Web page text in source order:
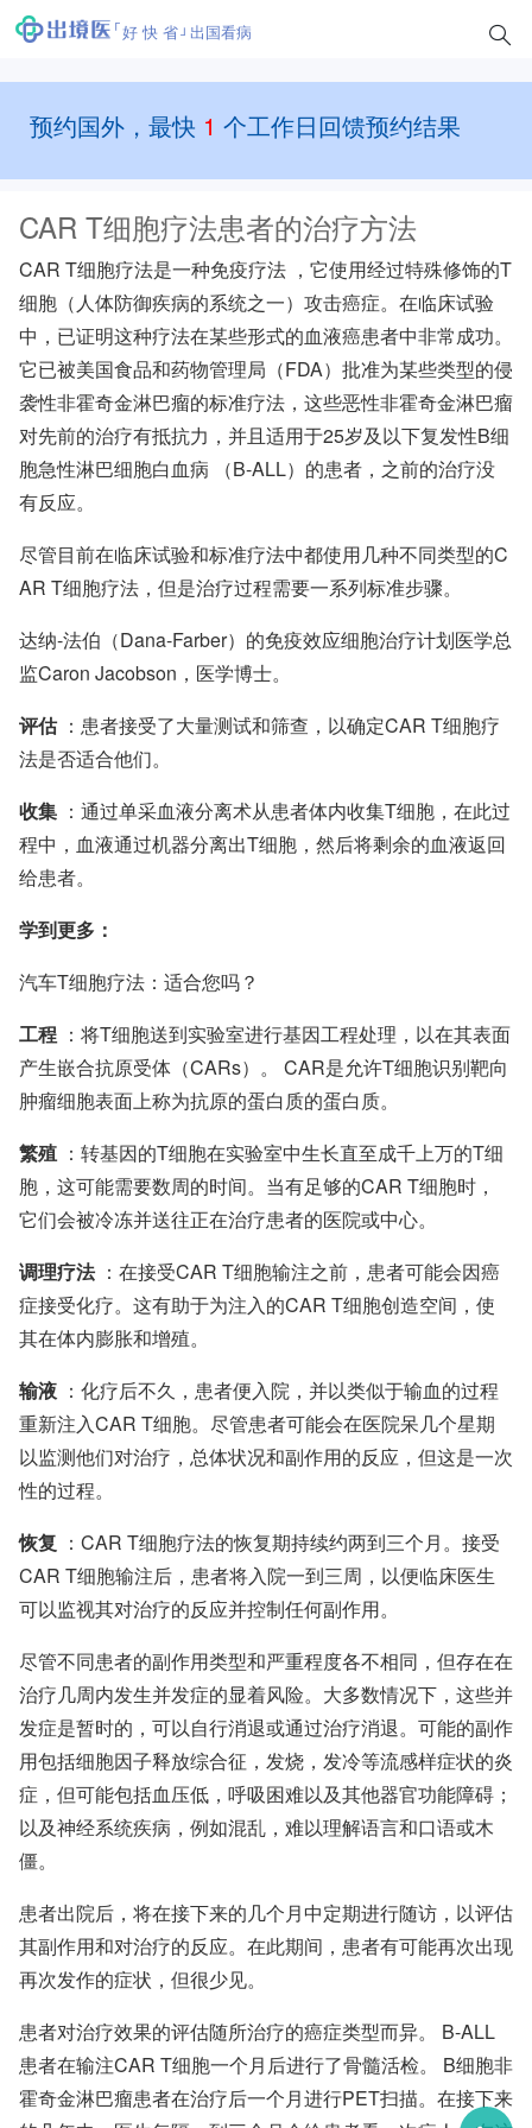
好 快 省 出国看病
预约国外，最快 1 个工作日回馈预约结果
CAR T细胞疗法患者的治疗方法
CAR T细胞疗法是一种免疫疗法 ，它使用经过特殊修饰的T
细胞（人体防御疾病的系统之一）攻击癌症。在临床试验
中，已证明这种疗法在某些形式的血液癌患者中非常成功。
它已被美国食品和药物管理局（FDA）批准为某些类型的侵
袭性非霍奇金淋巴瘤的标准疗法，这些恶性非霍奇金淋巴瘤
对先前的治疗有抵抗力，并且适用于25岁及以下复发性B细
胞急性淋巴细胞白血病 （B-ALL）的患者，之前的治疗没
有反应。
尽管目前在临床试验和标准疗法中都使用几种不同类型的C
AR T细胞疗法，但是治疗过程需要一系列标准步骤。
达纳-法伯（Dana-Farber）的免疫效应细胞治疗计划医学总
监Caron Jacobson，医学博士。
评估：患者接受了大量测试和筛查，以确定CAR T细胞疗
法是否适合他们。
收集 ：通过单采血液分离术从患者体内收集T细胞，在此过
程中，血液通过机器分离出T细胞，然后将剩余的血液返回
给患者。
学到更多：
汽车T细胞疗法：适合您吗？
工程 ：将T细胞送到实验室进行基因工程处理，以在其表面
产生嵌合抗原受体（CARs）。 CAR是允许T细胞识别靶向
肿瘤细胞表面上称为抗原的蛋白质的蛋白质。
繁殖 ：转基因的T细胞在实验室中生长直至成千上万的T细
胞，这可能需要数周的时间。当有足够的CAR T细胞时，
它们会被冷冻并送往正在治疗患者的医院或中心。
调理疗法：在接受CAR T细胞输注之前，患者可能会因癌
症接受化疗。这有助于为注入的CAR T细胞创造空间，使
其在体内膨胀和增殖。
输液 ：化疗后不久，患者便入院，并以类似于输血的过程
重新注入CAR T细胞。尽管患者可能会在医院呆几个星期
以监测他们对治疗，总体状况和副作用的反应，但这是一次
性的过程。
恢复 ：CAR T细胞疗法的恢复期持续约两到三个月。接受
CAR T细胞输注后，患者将入院一到三周，以便临床医生
可以监视其对治疗的反应并控制任何副作用。
尽管不同患者的副作用类型和严重程度各不相同，但存在在
治疗几周内发生并发症的显着风险。大多数情况下，这些并
发症是暂时的，可以自行消退或通过治疗消退。可能的副作
用包括细胞因子释放综合征，发烧，发冷等流感样症状的炎
症，但可能包括血压低，呼吸困难以及其他器官功能障碍；
以及神经系统疾病，例如混乱，难以理解语言和口语或木
僵。
患者出院后，将在接下来的几个月中定期进行随访，以评估
其副作用和对治疗的反应。在此期间，患者有可能再次出现
再次发作的症状，但很少见。
患者对治疗效果的评估随所治疗的癌症类型而异。 B-ALL
患者在输注CAR T细胞一个月后进行了骨髓活检。 B细胞非
霍奇金淋巴瘤患者在治疗后一个月进行PET扫描。在接下来